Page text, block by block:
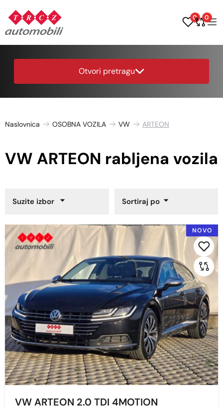
0 0
Otvori pretragu
Naslovnica OSOBNA VOZILA VW ARTEON
VW ARTEON rabljena vozila
Suzite izbor
2024
Cijena
Min Max
Sortiraj po
NOVO
VW ARTEON 2.0 TDI 4MOTION